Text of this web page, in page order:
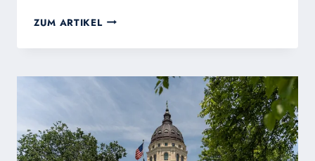
ZUM ARTIKEL ANTIFA-
SCHEITERT
TFP
VERTEIDIGT
LEIPZIG